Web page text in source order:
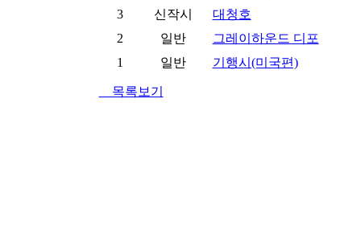
3
신작시
대청호
2
일반
그레이하운드 디포
1
일반 기행시(미국편)
목록보기